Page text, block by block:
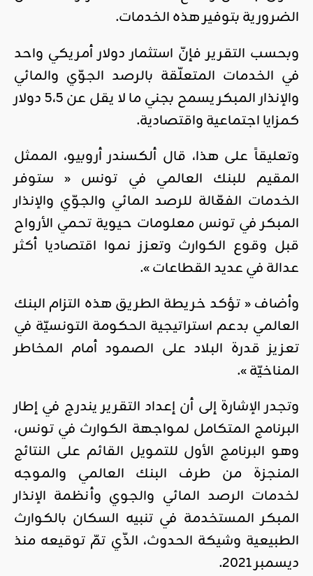
الضرورية بتوفير هذه الخدمات.
وبحسب التقرير فإنّ استثمار دولار أمريكي واحد
في الخدمات المتعلّقة بالرصد الجوّي والمائي
والإنذار المبكر يسمح بجني ما لا يقل عن 5،5 دولار
كمزايا اجتماعية واقتصادية.
وتعليقاً على هذا، قال ألكسندر أروبيو، الممثل
المقيم للبنك العالمي في تونس « ستوفر
الخدمات الفعّالة للرصد المائي والجوّي والإنذار
المبكر في تونس معلومات حيوية تحمي الأرواح
قبل وقوع الكوارث وتعزز نموا اقتصاديا أكثر
عدالة في عديد القطاعات ».
وأضاف « تؤكد خريطة الطريق هذه التزام البنك
العالمي بدعم استراتيجية الحكومة التونسيّة في
تعزيز قدرة البلاد على الصمود أمام المخاطر
المناخيّة ».
وتجدر الإشارة إلى أن إعداد التقرير يندرج في إطار
البرنامج المتكامل لمواجهة الكوارث في تونس،
وهو البرنامج الأول للتمويل القائم على النتائج
المنجزة من طرف البنك العالمي والموجه
لخدمات الرصد المائي والجوي وأنظمة الإنذار
المبكر المستخدمة في تنبيه السكان بالكوارث
الطبيعية وشيكة الحدوث، الذّي تمّ توقيعه منذ
ديسمبر 2021.